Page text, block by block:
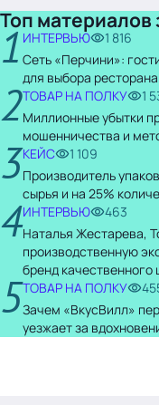
Топ
1 ИНТЕРВЬЮ
1 816
Сеть «Перчини»:
для выбора ресторана
2ТОВАР НА ПОЛКУ
1
Миллионные убытки
мошенничества и
3КЕЙС
1 109
Производитель
сырья и на 25%
4ИНТЕРВЬЮ
463
Наталья Жестарева,
производственную
бренд качественного
5ТОВАР НА ПОЛКУ
Зачем «ВкусВилл»
уезжает за